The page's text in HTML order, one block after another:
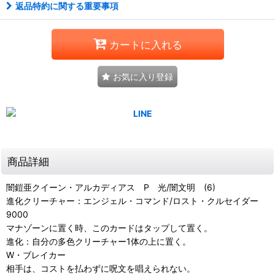
返品特約に関する重要事項
カートに入れる
お気に入り登録
商品詳細
闇鎧亜クイーン・アルカディアス P 光/闇文明 (6)
進化クリーチャー：エンジェル・コマンド/ロスト・クルセイダー
9000
マナゾーンに置く時、このカードはタップして置く。
進化：自分の多色クリーチャー1体の上に置く。
W・ブレイカー
相手は、コストを払わずに呪文を唱えられない。